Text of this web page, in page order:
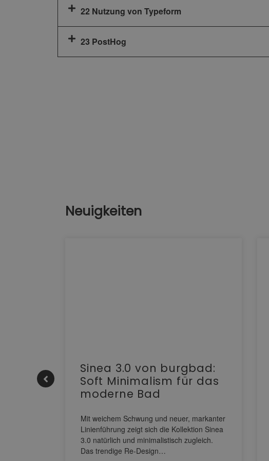
22 Nutzung von Typeform
23 PostHog
Neuigkeiten
Sinea 3.0 von burgbad:
Soft Minimalism für das
moderne Bad
Mit weichem Schwung und neuer, markanter
Linienführung zeigt sich die Kollektion Sinea
3.0 natürlich und minimalistisch zugleich.
Das trendige Re-Design…